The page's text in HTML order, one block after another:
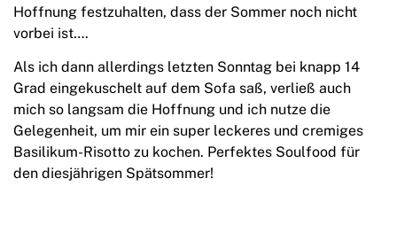
Hoffnung festzuhalten, dass der Sommer noch nicht
vorbei ist….
Als ich dann allerdings letzten Sonntag bei knapp 14
Grad eingekuschelt auf dem Sofa saß, verließ auch
mich so langsam die Hoffnung und ich nutze die
Gelegenheit, um mir ein super leckeres und cremiges
Basilikum-Risotto zu kochen. Perfektes Soulfood für
den diesjährigen Spätsommer!